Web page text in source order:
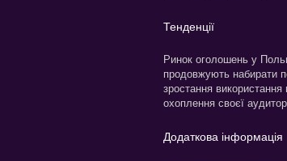
Тенденції
Ринок оголошень у
продовжують набирати
зростання
охоплення своєї
Додаткова інформація